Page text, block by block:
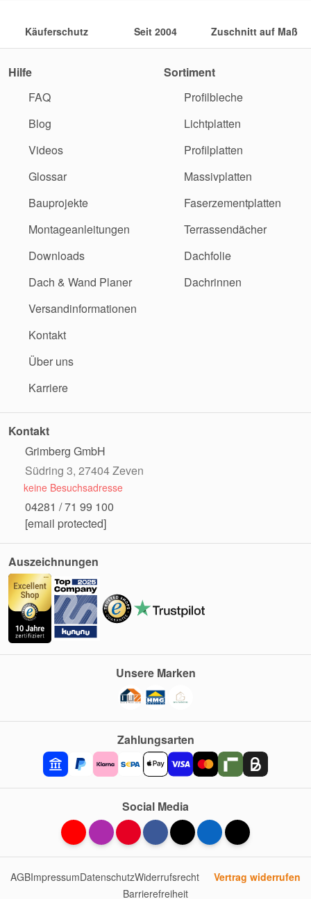
Käuferschutz Seit 2004 Zuschnitt auf Maß
Hilfe
FAQ
Blog
Videos
Glossar
Bauprojekte
Montageanleitungen
Downloads
Dach & Wand Planer
Versandinformationen
Kontakt
Über uns
Karriere
Sortiment
Profilbleche
Lichtplatten
Profilplatten
Massivplatten
Faserzementplatten
Terrassendächer
Dachfolie
Dachrinnen
Kontakt
Grimberg GmbH
Südring 3, 27404 Zeven
keine Besuchsadresse
04281 / 71 99 100
[email protected]
Auszeichnungen
Zahlungsarten
Unsere Marken
Social Media
AGBImpressumDatenschutzWiderrufsrecht
Vertrag widerrufen
Barrierefreiheit